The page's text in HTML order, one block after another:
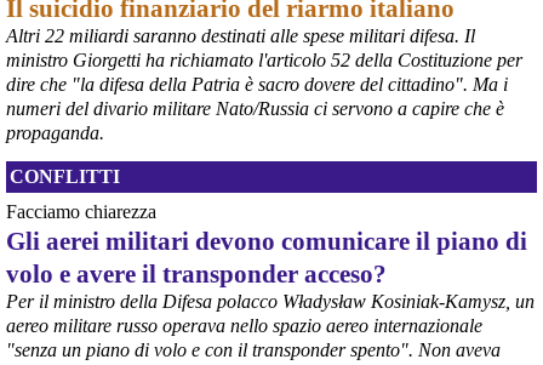
Ultimi cento milioni di euro per l’ex Ilva, poi non saranno più
possibili nuovi aiuti di Stato. Lo ha confermato il ministro Adolfo
Urso durante l’incontro al Mimit con le imprese dell’indotto: la
tranche conclusiva del prestito autorizzato dall’Unione europea
dovrà essere erogata entro il 9 agosto e restituita dal futuro
acquirente.
Fonte: Studio100
#ILVA #UE
Il suicidio finanziario del riarmo italiano
Altri 22 miliardi saranno destinati alle spese militari difesa. Il
ministro Giorgetti ha richiamato l'articolo 52 della Costituzione per
dire che "la difesa della Patria è sacro dovere del cittadino". Ma i
numeri del divario militare Nato/Russia ci servono a capire che è
propaganda.
CONFLITTI
Facciamo chiarezza
Gli aerei militari devono comunicare il piano di
volo e avere il transponder acceso?
Per il ministro della Difesa polacco Władysław Kosiniak-Kamysz, un
aereo militare russo operava nello spazio aereo internazionale
"senza un piano di volo e con il transponder spento". Non aveva